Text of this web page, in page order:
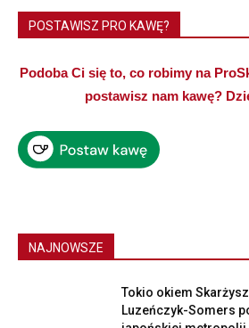
POSTAWISZ PRO KAWĘ?
Podoba Ci się to, co robimy na
postawisz nam kawę?
NAJNOWSZE
Tokio okiem
Luzeńczyk-Somers